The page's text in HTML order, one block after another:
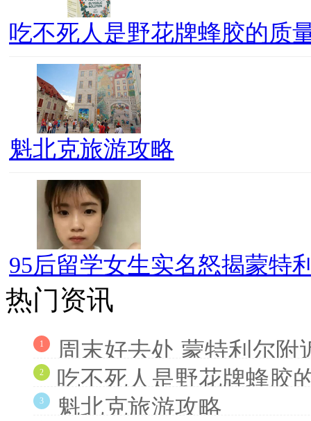
吃不死人是野花牌蜂胶的质
魁北克旅游攻略
95后留学女生实名怒揭蒙特
热门资讯
1 周末好去处 蒙特利尔附
2 吃不死人是野花牌蜂胶
3 魁北克旅游攻略